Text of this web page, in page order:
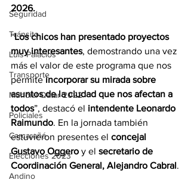
Seguridad
Tránsito
Luis Palacios
Transporte
Mundial Qatar 2022
Policiales
Carcarañá
Elecciones 2023
Andino
2026.
“Los chicos han presentado proyectos
muy interesantes, demostrando una vez
más el valor de este programa que nos
permite incorporar su mirada sobre
asuntos de la ciudad que nos afectan a
todos”, destacó el intendente Leonardo
Raimundo. En la jornada también
estuvieron presentes el concejal
Gustavo Oggero y el secretario de
Coordinación General, Alejandro Cabral.